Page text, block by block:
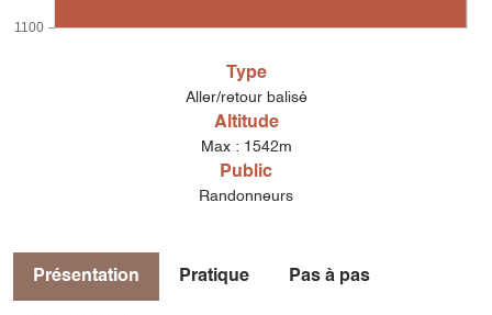
1100
Type
Aller/retour balisé
Altitude
Max : 1542m
Public
Randonneurs
Présentation Pratique Pas à pas